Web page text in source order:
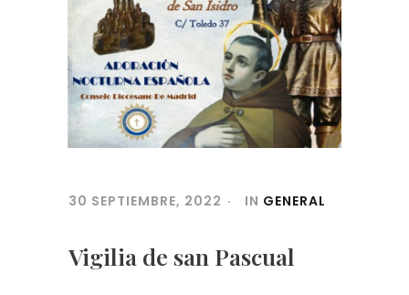
30 SEPTIEMBRE, 2022 IN GENERAL
Vigilia de san Pascual